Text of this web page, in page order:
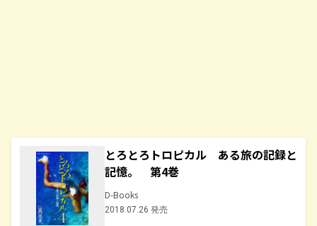
とろとろトロピカル ある旅の記録と
記憶。 第4巻
D-Books
2018.07.26 発売